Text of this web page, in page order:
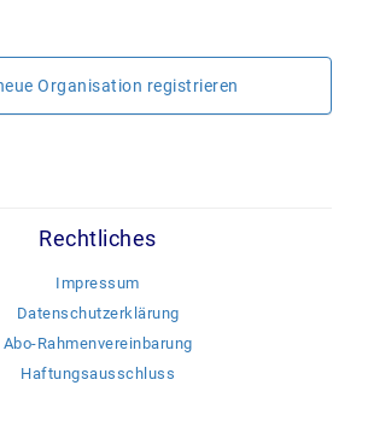
Organisation registrieren
Rechtliches
Impressum
Datenschutzerklärung
Abo-Rahmenvereinbarung
Haftungsausschluss